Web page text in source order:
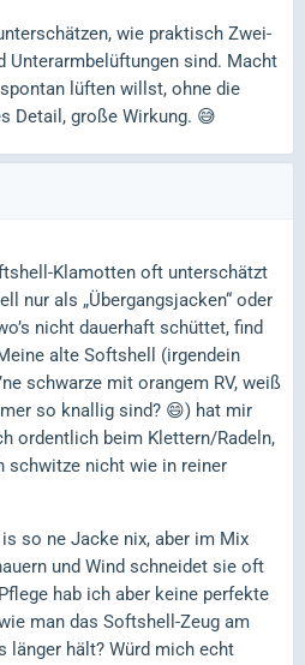
wie praktisch Zwei-
Unterarmbelüftungen sind. Macht
lüften willst, ohne die
Detail, große Wirkung. 😅
Klamotten oft unterschätzt
nur als „Übergangsjacken“ oder
nicht dauerhaft schüttet, find
alte Softshell (irgendein
schwarze mit orangem RV, weiß
so knallig sind? 😄) hat mir
ordentlich beim Klettern/Radeln,
schwitze nicht wie in reiner
so ne Jacke nix, aber im Mix
und Wind schneidet sie oft
hab ich aber keine perfekte
man das Softshell-Zeug am
länger hält? Würd mich echt